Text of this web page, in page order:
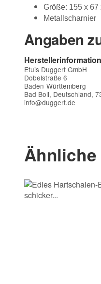
Größe: 155 x 67
Metallscharnier
Angaben
Etuis Duggert GmbH
Dobelstraße 6
Baden-Württemberg
Bad Boll, Deutschland,
info@duggert.de
E-Mail